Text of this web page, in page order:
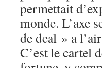
permettait
monde. L’axe
de deal » a
C’est le cartel